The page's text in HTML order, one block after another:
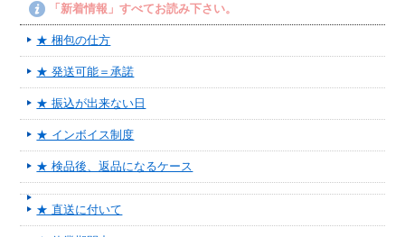
「新着情報」すべてお読み下さい。
★ 梱包の仕方
★ 発送可能＝承諾
★ 振込が出来ない日
★ インボイス制度
★ 検品後、返品になるケース
★ 直送に付いて